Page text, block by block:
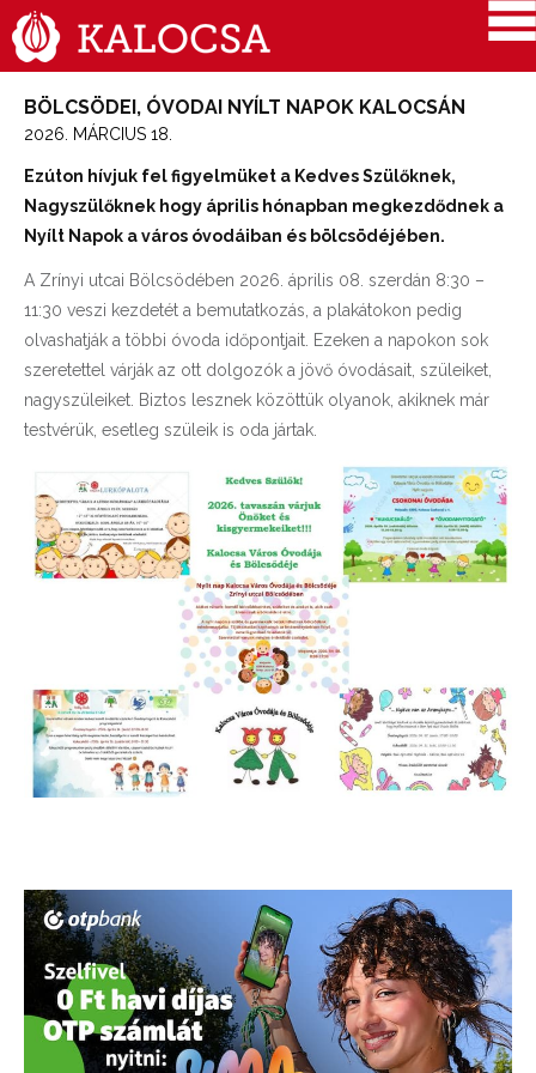
BÖLCSÖDEI, ÓVODAI NYÍLT NAPOK KALOCSÁN
2026. MÁRCIUS 18.
Ezúton hívjuk fel figyelmüket a Kedves Szülőknek,
Nagyszülőknek hogy április hónapban megkezdődnek a
Nyílt Napok a város óvodáiban és bölcsödéjében.
A Zrínyi utcai Bölcsödében 2026. április 08. szerdán 8:30 –
11:30 veszi kezdetét a bemutatkozás, a plakátokon pedig
olvashatják a többi óvoda időpontjait. Ezeken a napokon sok
szeretettel várják az ott dolgozók a jövő óvodásait, szüleiket,
nagyszüleiket. Biztos lesznek közöttük olyanok, akiknek már
testvérük, esetleg szüleik is oda jártak.